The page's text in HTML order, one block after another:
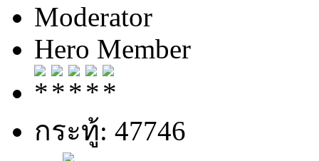
Moderator
Hero Member
กระทู้: 47746